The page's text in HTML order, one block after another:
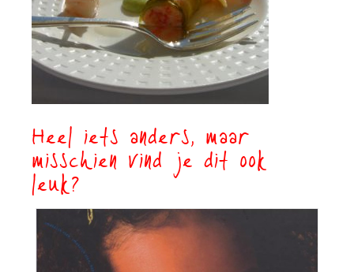
Heel iets anders, maar
misschien vind je dit ook
leuk?